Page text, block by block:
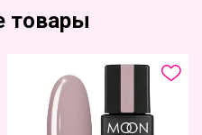
товары